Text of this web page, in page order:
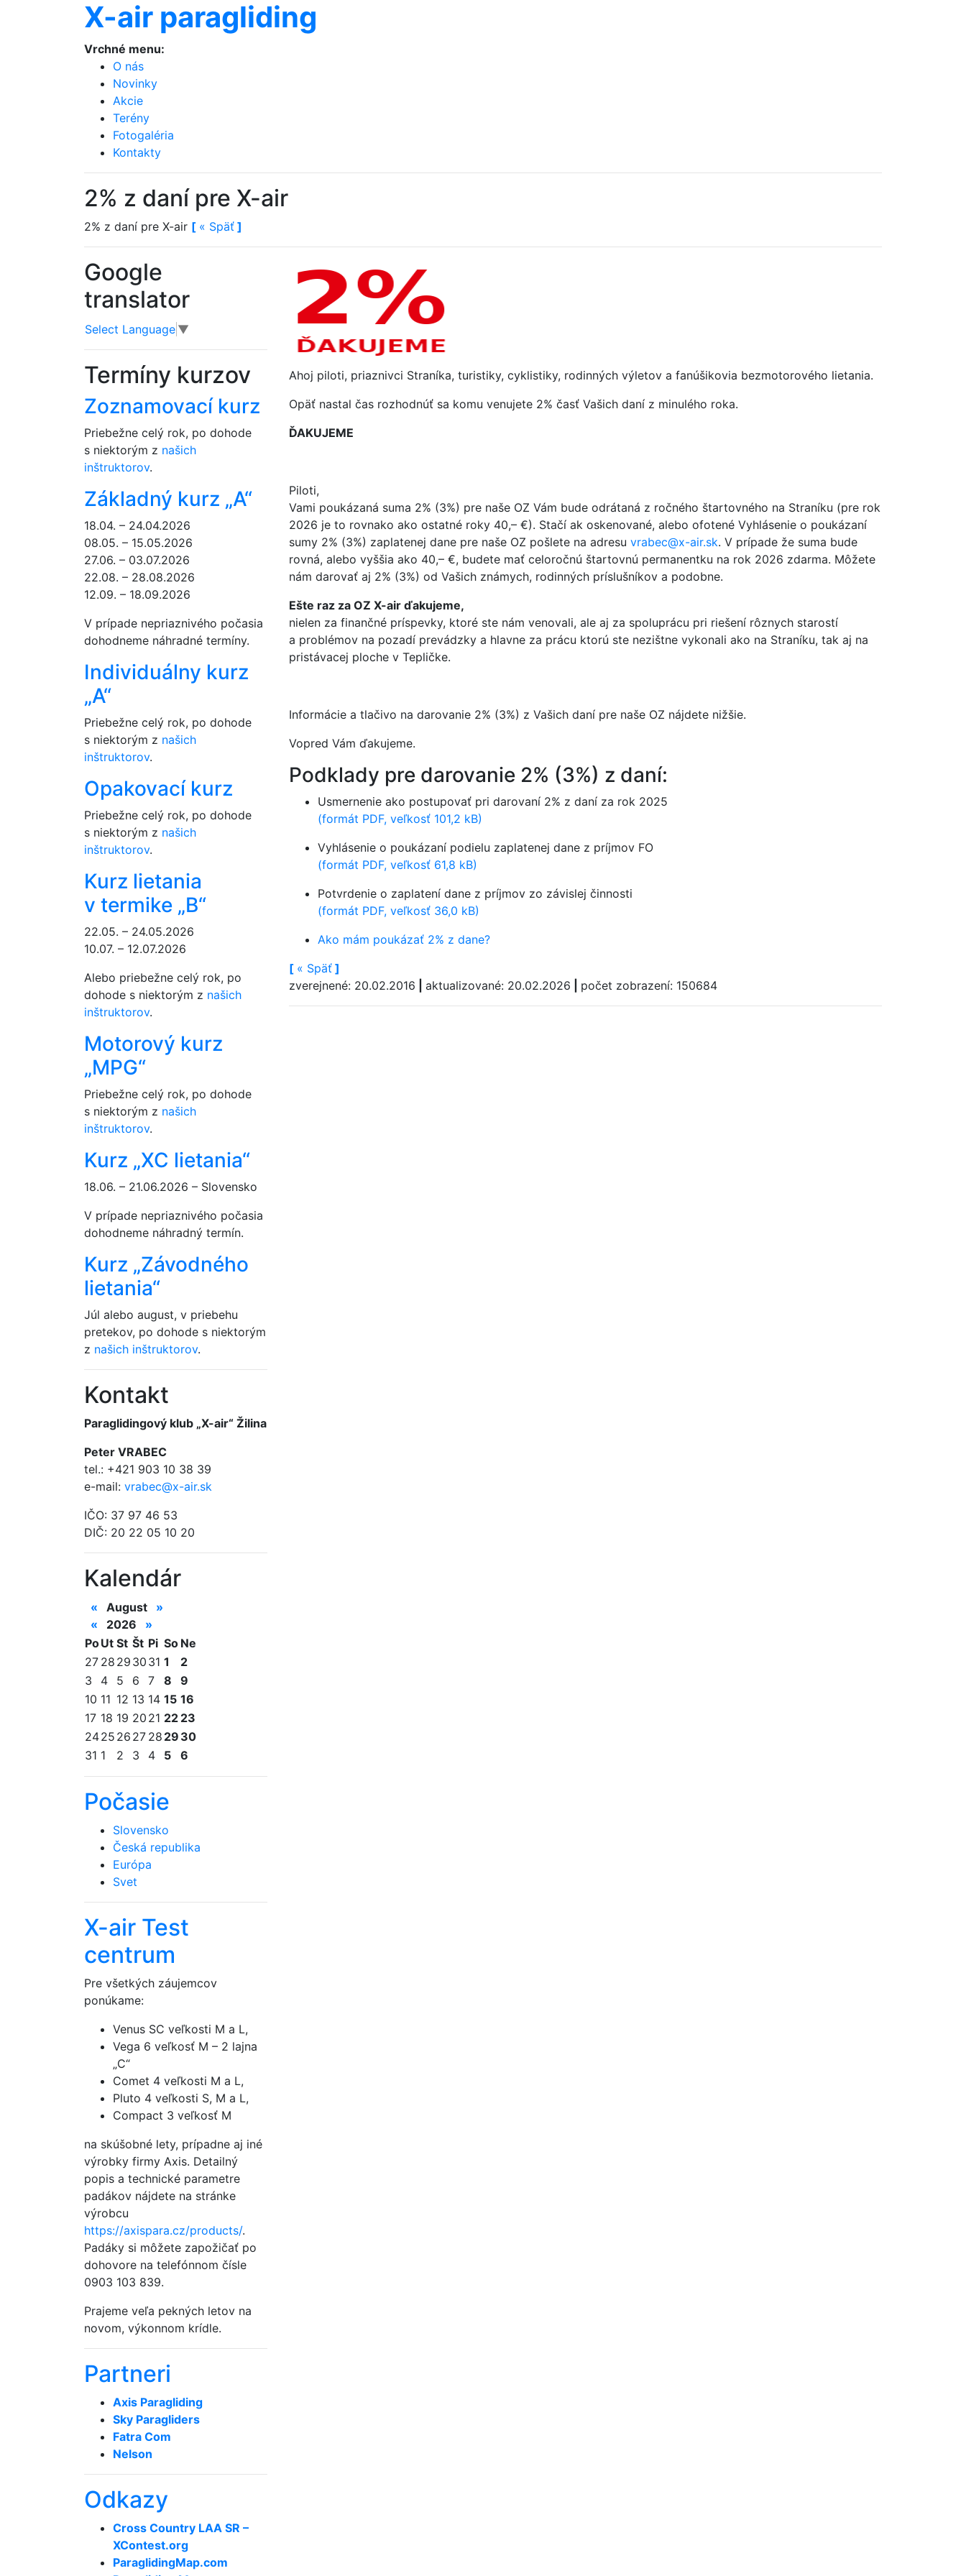
X-air paragliding
Vrchné menu:
O nás
Novinky
Akcie
Terény
Fotogaléria
Kontakty
2% z daní pre X-air
2% z daní pre X-air [ « Späť ]
Ahoj piloti, priaznivci Straníka, turistiky, cyklistiky, rodinných výletov a fanúšikovia bezmotorového lietania.
Opäť nastal čas rozhodnúť sa komu venujete 2% časť Vašich daní z minulého roka.
ĎAKUJEME
Piloti,
Vami poukázaná suma 2% (3%) pre naše OZ Vám bude odrátaná z ročného štartovného na Straníku (pre rok
2026 je to rovnako ako ostatné roky 40,– €). Stačí ak oskenované, alebo ofotené Vyhlásenie o poukázaní
sumy 2% (3%) zaplatenej dane pre naše OZ pošlete na adresu vrabec@x-air.sk. V prípade že suma bude
rovná, alebo vyššia ako 40,– €, budete mať celoročnú štartovnú permanentku na rok 2026 zdarma. Môžete
nám darovať aj 2% (3%) od Vašich známych, rodinných príslušníkov a podobne.
Ešte raz za OZ X-air ďakujeme,
nielen za finančné príspevky, ktoré ste nám venovali, ale aj za spoluprácu pri riešení rôznych starostí
a problémov na pozadí prevádzky a hlavne za prácu ktorú ste nezištne vykonali ako na Straníku, tak aj na
pristávacej ploche v Tepličke.
Informácie a tlačivo na darovanie 2% (3%) z Vašich daní pre naše OZ nájdete nižšie.
Vopred Vám ďakujeme.
Podklady pre darovanie 2% (3%) z daní:
Usmernenie ako postupovať pri darovaní 2% z daní za rok 2025
(formát PDF, veľkosť 101,2 kB)
Vyhlásenie o poukázaní podielu zaplatenej dane z príjmov FO
(formát PDF, veľkosť 61,8 kB)
Potvrdenie o zaplatení dane z príjmov zo závislej činnosti
(formát PDF, veľkosť 36,0 kB)
Ako mám poukázať 2% z dane?
[ « Späť ]
zverejnené: 20.02.2016
aktualizované: 20.02.2026 počet zobrazení: 150684
Google
translator
Select Language ▼
Termíny kurzov
Zoznamovací kurz
Priebežne celý rok, po dohode
s niektorým z našich
inštruktorov.
Základný kurz „A“
18.04. – 24.04.2026
08.05. – 15.05.2026
27.06. – 03.07.2026
22.08. – 28.08.2026
12.09. – 18.09.2026
V prípade nepriaznivého počasia
dohodneme náhradné termíny.
Individuálny kurz
„A“
Priebežne celý rok, po dohode
s niektorým z našich
inštruktorov.
Opakovací kurz
Priebežne celý rok, po dohode
s niektorým z našich
inštruktorov.
Kurz lietania
v termike „B“
22.05. – 24.05.2026
10.07. – 12.07.2026
Alebo priebežne celý rok, po
dohode s niektorým z našich
inštruktorov.
Motorový kurz
„MPG“
Priebežne celý rok, po dohode
s niektorým z našich
inštruktorov.
Kurz „XC lietania“
18.06. – 21.06.2026 – Slovensko
V prípade nepriaznivého počasia
dohodneme náhradný termín.
Kurz „Závodného
lietania“
Júl alebo august, v priebehu
pretekov, po dohode s niektorým
z našich inštruktorov.
Kontakt
Paraglidingový klub „X-air“ Žilina
Peter VRABEC
tel.: +421 903 10 38 39
e-mail: vrabec@x-air.sk
IČO: 37 97 46 53
DIČ: 20 22 05 10 20
Kalendár
« August
»
«
2026
»
PoUt St Št Pi So Ne
27 28 29 30 31 1
2
3
4 5 6 7 8
9
10 11 12 13 14 15 16
17 18 19 20 21 22 23
2425 26 27 28 29 30
31 1 2 3 4 5 6
Počasie
Slovensko
Česká republika
Európa
Svet
X-air Test
centrum
Pre všetkých záujemcov
ponúkame:
Venus SC veľkosti M a L,
Vega 6 veľkosť M – 2 lajna
„C“
Comet 4 veľkosti M a L,
Pluto 4 veľkosti S, M a L,
Compact 3 veľkosť M
na skúšobné lety, prípadne aj iné
výrobky firmy Axis. Detailný
popis a technické parametre
padákov nájdete na stránke
výrobcu
https://axispara.cz/products/.
Padáky si môžete zapožičať po
dohovore na telefónnom čísle
0903 103 839.
Prajeme veľa pekných letov na
novom, výkonnom krídle.
Partneri
Axis Paragliding
Sky Paragliders
Fatra Com
Nelson
Odkazy
Cross Country LAA SR –
XContest.org
ParaglidingMap­.com